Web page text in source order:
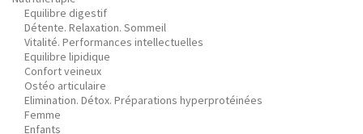
Equilibre digestif
Détente. Relaxation. Sommeil
Vitalité. Performances intellectuelles
Equilibre lipidique
Confort veineux
Ostéo articulaire
Elimination. Détox. Préparations hyperprotéinées
Femme
Enfants